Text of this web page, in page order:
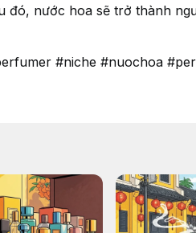
đó, nước hoa sẽ trở thành
#niche #nuochoa